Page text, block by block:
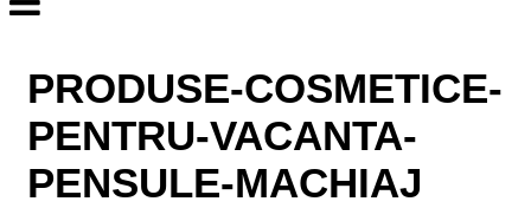
PRODUSE-COSMETICE-
PENTRU-VACANTA-
PENSULE-MACHIAJ